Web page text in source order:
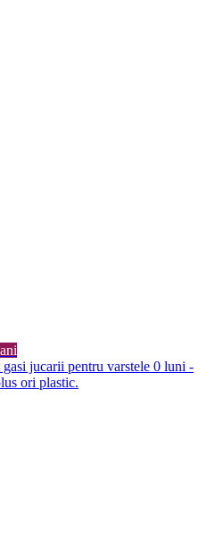
gasi jucarii pentru varstele 0 luni -
ori plastic.